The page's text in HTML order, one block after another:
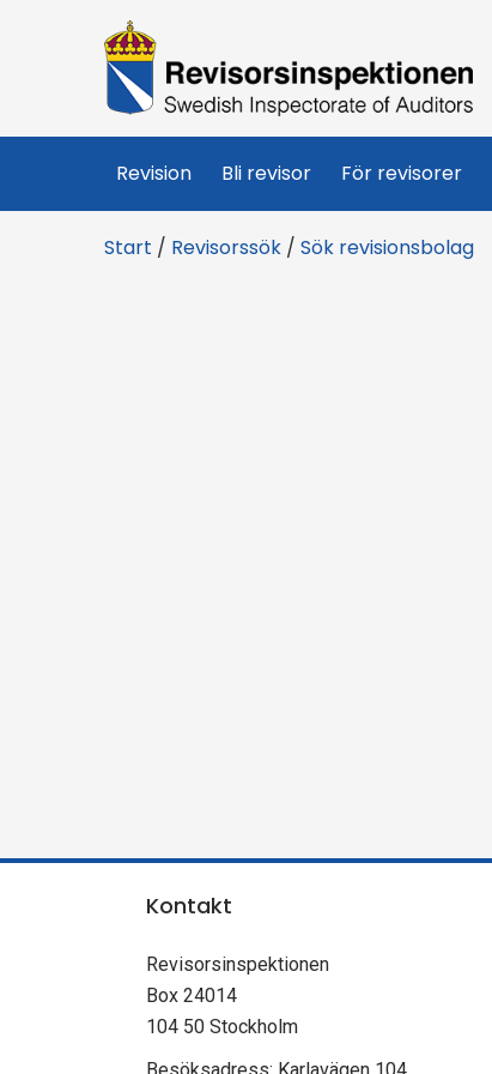
R
e
v
i
Revision Bli revisor För revisorer
Start / Revisorssök / Sök revisionsbolag
Kontakt
Revisorsinspektionen
Box 24014
104 50 Stockholm